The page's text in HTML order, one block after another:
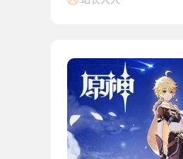
扰，观...